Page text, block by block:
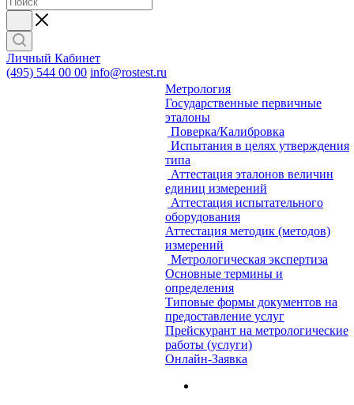
Личный Кабинет
(495) 544 00 00 info@rostest.ru
Метрология
Государственные первичные
эталоны
Поверка/Калибровка
Испытания в целях утверждения
типа
Аттестация эталонов величин
единиц измерений
Аттестация испытательного
оборудования
Аттестация методик (методов)
измерений
Метрологическая экспертиза
Основные термины и
определения
Типовые формы документов на
предоставление услуг
Прейскурант на метрологические
работы (услуги)
Онлайн-Заявка